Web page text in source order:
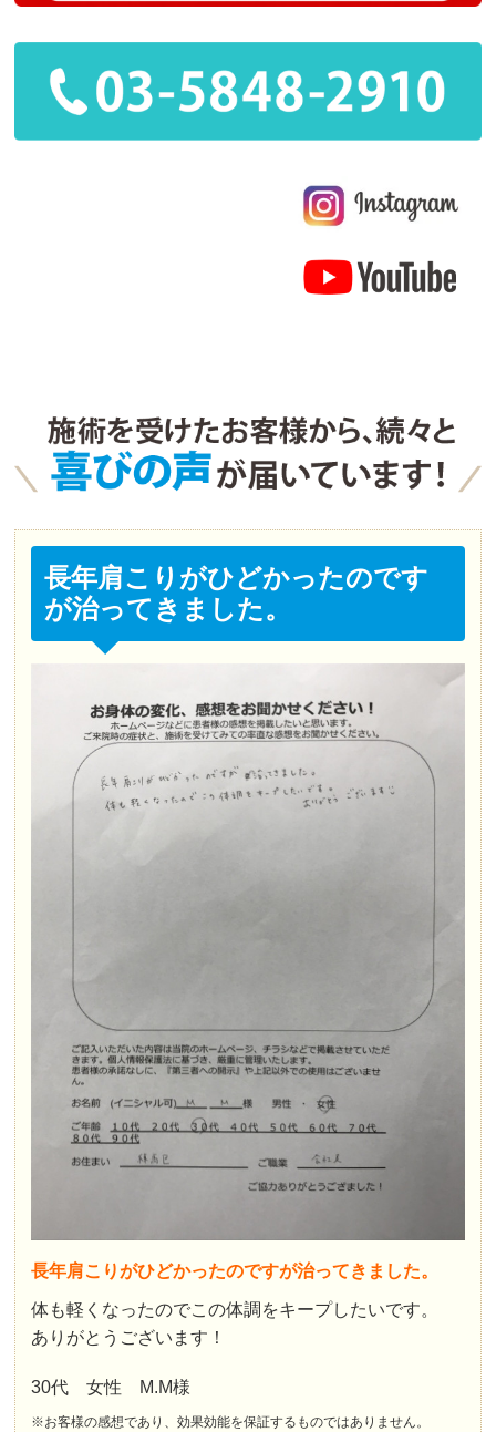
長年肩こりがひどかったのです
が治ってきました。
長年肩こりがひどかったのですが治ってきました。
体も軽くなったのでこの体調をキープしたいです。
ありがとうございます！
30代 女性 M.M様
※お客様の感想であり、効果効能を保証するものではありません。